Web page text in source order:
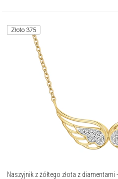
Złoto 375
Naszyjnik z żółtego złota z diamentami